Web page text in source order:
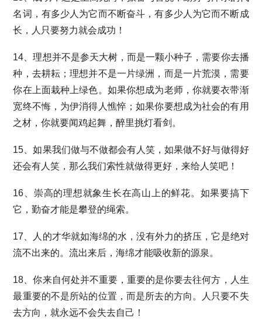
名词，有多少人为它而不断奋斗，有多少人为它而不断成
长，人只要努力就会成功！
14、理想并不是参天大树，而是一颗小种子，需要你去播
种，去耕耘；理想并不是一片绿洲，而是一片荒漠，需要
你在上面栽种上绿色。如果你想成为老师，你就要衣带渐
宽终不悔，为伊消得人憔悴；如果你要想成为社会的有用
之材，你就要闻鸡起舞，醉里挑灯看剑。
15、如果我们做与不做都会有人笑，如果做不好与做得好
还会有人笑，那么我们索性就做得更好，来给人笑吧！
16、崇高的理想就象生长在高山上的鲜花。如果要搞下
它，勤奋才能是攀登的绳索。
17、人的才华就如海绵的水，没有外力的挤压，它是绝对
流不出来的。流出来后，海绵才能吸收新的源泉。
18、你来自何处并不重要，重要的是你要去往何方，人生
最重要的不是所站的位置，而是所去的方向。人只要不失
去方向，就永远不会失去自己！